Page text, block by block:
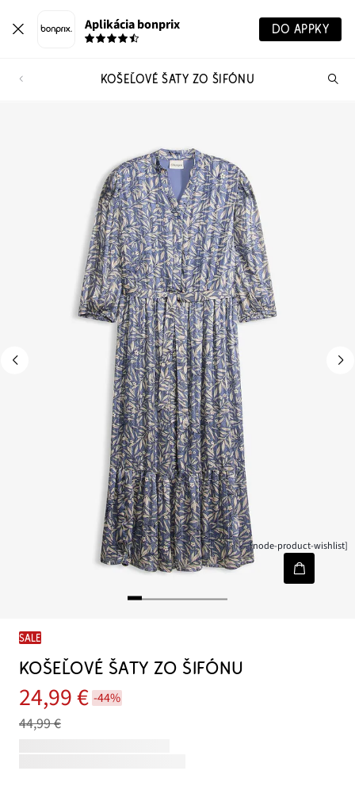
Aplikácia bonprix DO APPKY
KOŠEĽOVÉ ŠATY ZO ŠIFÓNU
[node-product-wishlist]
SALE
KOŠEĽOVÉ ŠATY ZO ŠIFÓNU
24,99 € -44%
44,99 €